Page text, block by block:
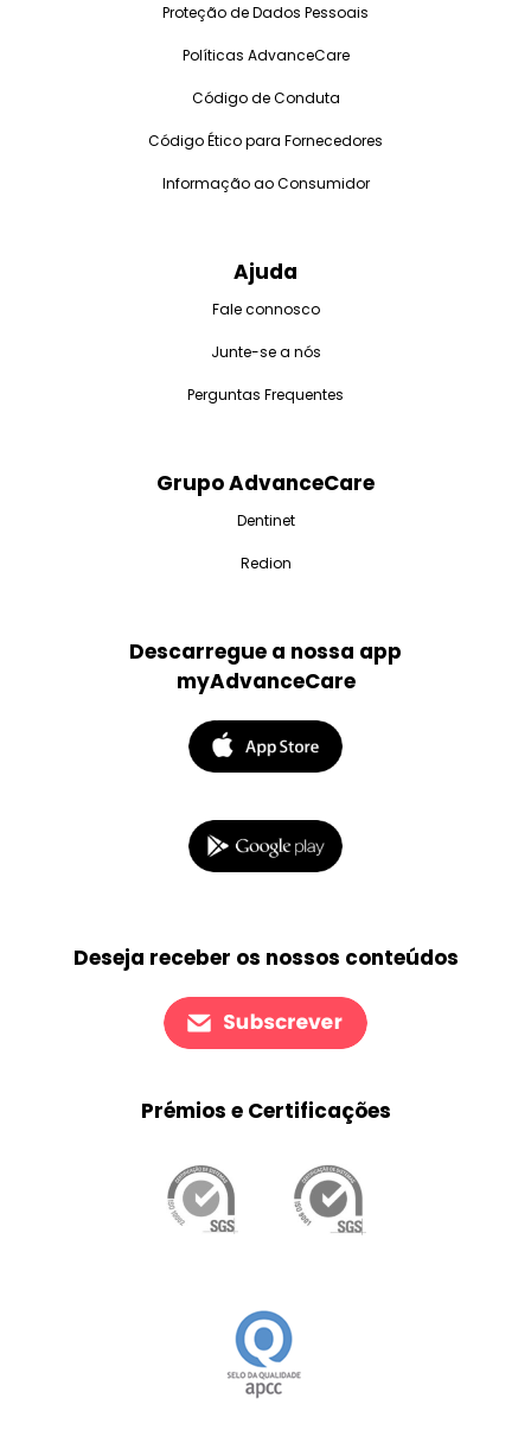
Proteção de Dados Pessoais
Políticas AdvanceCare
Código de Conduta
Código Ético para Fornecedores
Informação ao Consumidor
Ajuda
Fale connosco
Junte-se a nós
Perguntas Frequentes
Grupo AdvanceCare
Dentinet
Redion
Descarregue a nossa app
myAdvanceCare
Deseja receber os nossos conteúdos
Prémios e Certificações